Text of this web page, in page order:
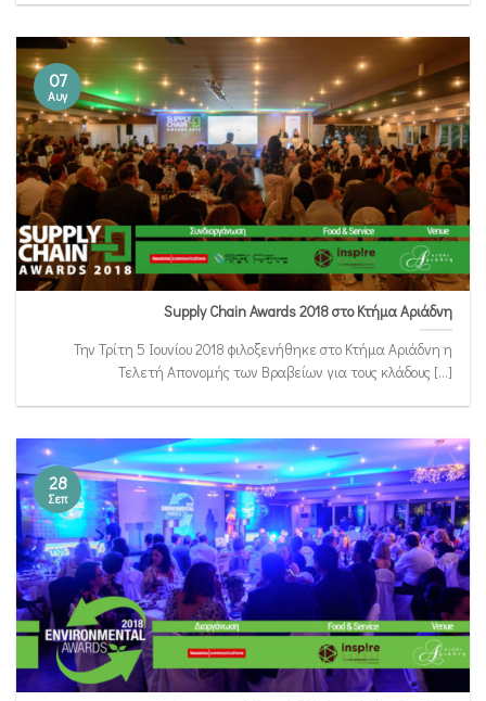
Supply Chain Awards 2018 στο Κτήμα Αριάδνη
Την Τρίτη 5 Ιουνίου 2018 φιλοξενήθηκε στο Κτήμα Αριάδνη η
Τελετή Απονομής των Βραβείων για τους κλάδους [...]
07
Αυγ
28
Σεπ